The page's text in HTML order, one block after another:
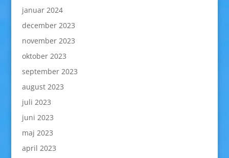
januar 2024
december 2023
november 2023
oktober 2023
september 2023
august 2023
juli 2023
juni 2023
maj 2023
april 2023